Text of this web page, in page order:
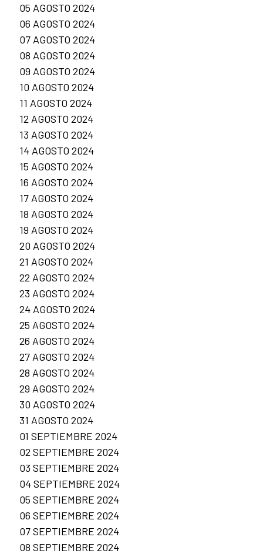
05 AGOSTO 2024
06 AGOSTO 2024
07 AGOSTO 2024
08 AGOSTO 2024
09 AGOSTO 2024
10 AGOSTO 2024
11 AGOSTO 2024
12 AGOSTO 2024
13 AGOSTO 2024
14 AGOSTO 2024
15 AGOSTO 2024
16 AGOSTO 2024
17 AGOSTO 2024
18 AGOSTO 2024
19 AGOSTO 2024
20 AGOSTO 2024
21 AGOSTO 2024
22 AGOSTO 2024
23 AGOSTO 2024
24 AGOSTO 2024
25 AGOSTO 2024
26 AGOSTO 2024
27 AGOSTO 2024
28 AGOSTO 2024
29 AGOSTO 2024
30 AGOSTO 2024
31 AGOSTO 2024
01 SEPTIEMBRE 2024
02 SEPTIEMBRE 2024
03 SEPTIEMBRE 2024
04 SEPTIEMBRE 2024
05 SEPTIEMBRE 2024
06 SEPTIEMBRE 2024
07 SEPTIEMBRE 2024
08 SEPTIEMBRE 2024